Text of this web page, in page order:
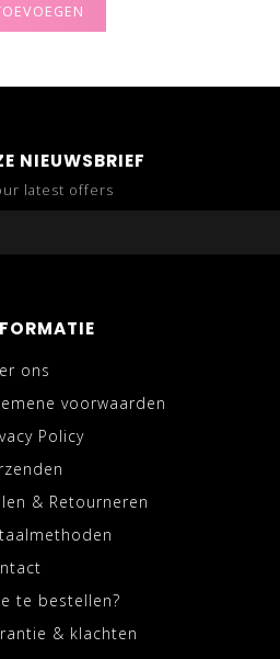
NIEUWSBRIEF
latest offers
ons
voorwaarden
Policy
& Retourneren
te bestellen?
& klachten